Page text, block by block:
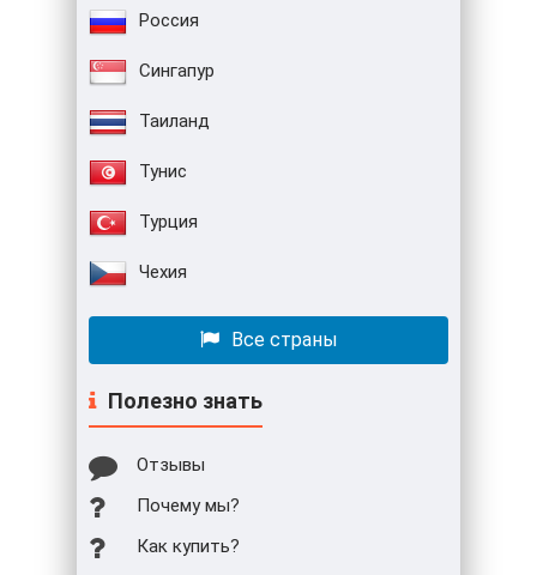
Россия
Сингапур
Таиланд
Тунис
Турция
Чехия
Все страны
Полезно знать
Отзывы
Почему мы?
Как купить?